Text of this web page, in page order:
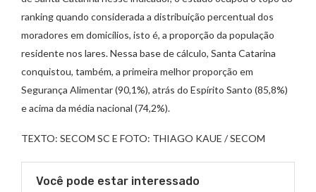
ranking quando considerada a distribuição percentual dos
moradores em domicílios, isto é, a proporção da população
residente nos lares. Nessa base de cálculo, Santa Catarina
conquistou, também, a primeira melhor proporção em
Segurança Alimentar (90,1%), atrás do Espírito Santo (85,8%)
e acima da média nacional (74,2%).
TEXTO: SECOM SC E FOTO: THIAGO KAUE / SECOM
Você pode estar interessado